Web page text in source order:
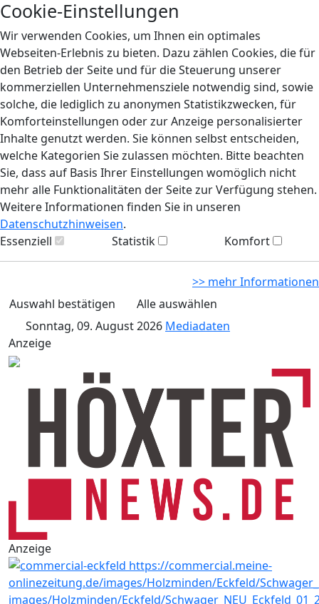
Cookie-Einstellungen
Wir verwenden Cookies, um Ihnen ein optimales
Webseiten-Erlebnis zu bieten. Dazu zählen Cookies, die für
den Betrieb der Seite und für die Steuerung unserer
kommerziellen Unternehmensziele notwendig sind, sowie
solche, die lediglich zu anonymen Statistikzwecken, für
Komforteinstellungen oder zur Anzeige personalisierter
Inhalte genutzt werden. Sie können selbst entscheiden,
welche Kategorien Sie zulassen möchten. Bitte beachten
Sie, dass auf Basis Ihrer Einstellungen womöglich nicht
mehr alle Funktionalitäten der Seite zur Verfügung stehen.
Weitere Informationen finden Sie in unseren
Datenschutzhinweisen.
Essenziell
Statistik Komfort
>> mehr Informationen
Auswahl bestätigen
Alle auswählen
Sonntag, 09. August 2026 Mediadaten
Anzeige
Anzeige